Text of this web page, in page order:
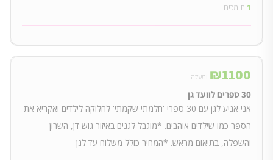
1 תומכים
₪1100 ומעלה
30 ספרים לוועד גן
אני אגיע לגן עם 30 ספרי 'חלמתי שקמתי' לחלוקה לילדים ואקריא את
הספר כמו שילדים אוהבים. *מוגבל לגנים באיזור גוש דן, השרון
והשפלה, בתיאום מראש. *המחיר כולל משלוח עד לגן